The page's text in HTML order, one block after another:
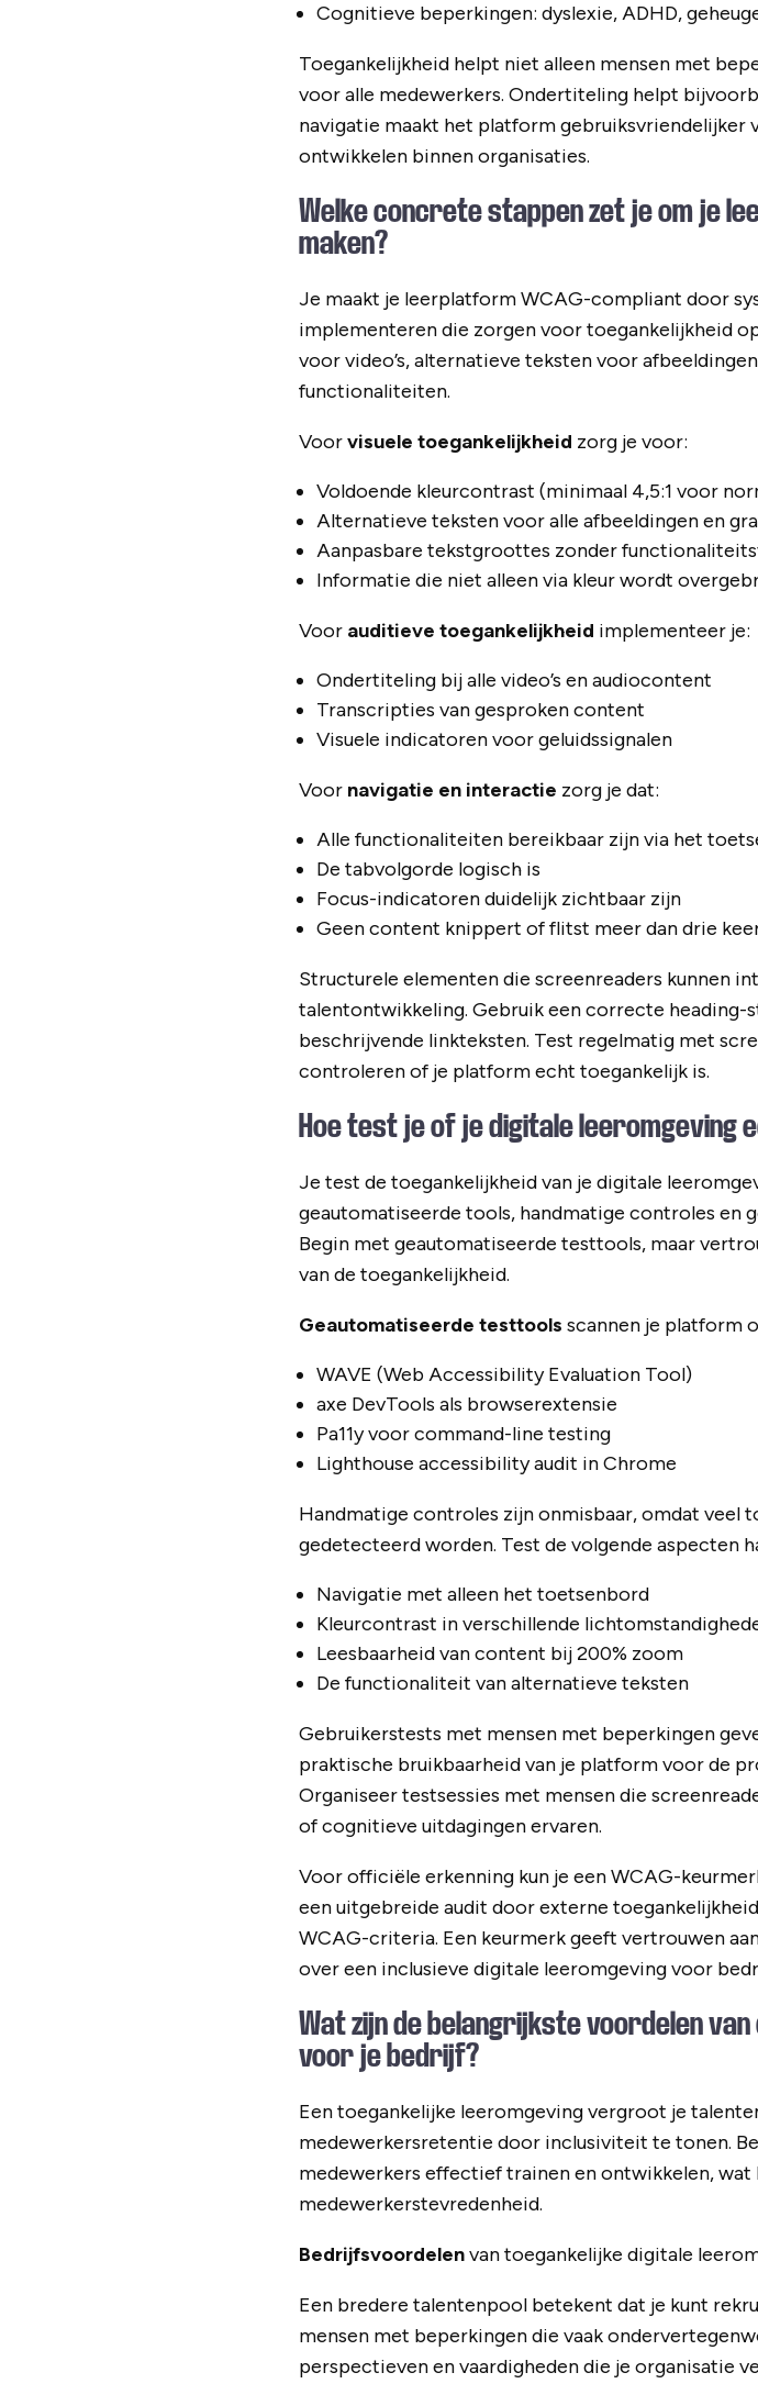
Cognitieve beperkingen: dyslexie, ADHD,
Toegankelijkheid helpt niet alleen mensen met
voor alle medewerkers. Ondertiteling helpt
navigatie maakt het platform gebruiksvriendelijker
ontwikkelen binnen organisaties.
Welke concrete stappen zet je om je
maken?
Je maakt je leerplatform WCAG-compliant door
implementeren die zorgen voor toegankelijkheid
voor video’s, alternatieve teksten voor
functionaliteiten.
Voorvisuele toegankelijkheid zorg je voor:
Voldoende kleurcontrast (minimaal 4,5:1 voor
Alternatieve teksten voor alle afbeeldingen en
Aanpasbare tekstgroottes zonder
Informatie die niet alleen via kleur wordt
Voor auditieve toegankelijkheid implementeer je:
Ondertiteling bij alle video’s en audiocontent
Transcripties van gesproken content
Visuele indicatoren voor geluidssignalen
Voor navigatie en interactie zorg je dat:
Alle functionaliteiten bereikbaar zijn via het
De tabvolgorde logisch is
Focus-indicatoren duidelijk zichtbaar zijn
Geen content knippert of flitst meer dan drie
Structurele elementen die screenreaders kunnen
talentontwikkeling. Gebruik een correcte heading-
beschrijvende linkteksten. Test regelmatig met
controleren of je platform echt toegankelijk is.
Hoe test je of je digitale leeromgeving
Je test de toegankelijkheid van je digitale
geautomatiseerde tools, handmatige controles en
Begin met geautomatiseerde testtools, maar
van de toegankelijkheid.
Geautomatiseerde testtools scannen je platform
WAVE (Web Accessibility Evaluation Tool)
axe DevTools als browserextensie
Pa11y voor command-line testing
Lighthouse accessibility audit in Chrome
Handmatige controles zijn onmisbaar, omdat veel
gedetecteerd worden. Test de volgende aspecten
Navigatie met alleen het toetsenbord
Kleurcontrast in verschillende
Leesbaarheid van content bij 200% zoom
De functionaliteit van alternatieve teksten
Gebruikerstests met mensen met beperkingen
praktische bruikbaarheid van je platform voor de
Organiseer testsessies met mensen die
of cognitieve uitdagingen ervaren.
Voor officiële erkenning kun je een WCAG-
een uitgebreide audit door externe
WCAG-criteria. Een keurmerk geeft vertrouwen
over een inclusieve digitale leeromgeving voor
Wat zijn de belangrijkste voordelen
voor je bedrijf?
Een toegankelijke leeromgeving vergroot je
medewerkersretentie door inclusiviteit te tonen.
medewerkers effectief trainen en ontwikkelen,
medewerkerstevredenheid.
Bedrijfsvoordelenvan toegankelijke digitale
Een bredere talentenpool betekent dat je kunt
mensen met beperkingen die vaak
perspectieven en vaardigheden die je organisatie